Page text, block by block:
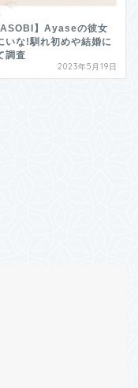
】Ayaseの彼女
いな!馴れ初めや結婚に
調査
2023年5月19日